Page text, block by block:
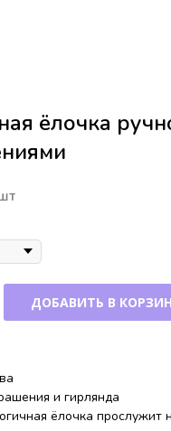
ёлочка
ДОБАВИТЬ В
и гирлянда
ёлочка прослужит